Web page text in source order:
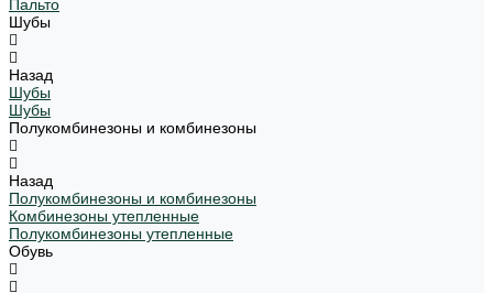
Пальто
Шубы
Назад
Шубы
Шубы
Полукомбинезоны и комбинезоны
Назад
Полукомбинезоны и комбинезоны
Комбинезоны утепленные
Полукомбинезоны утепленные
Обувь